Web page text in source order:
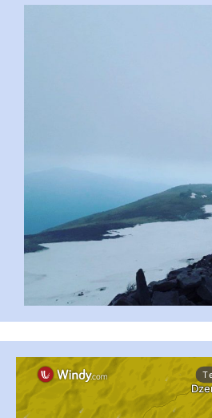
pimrec_project